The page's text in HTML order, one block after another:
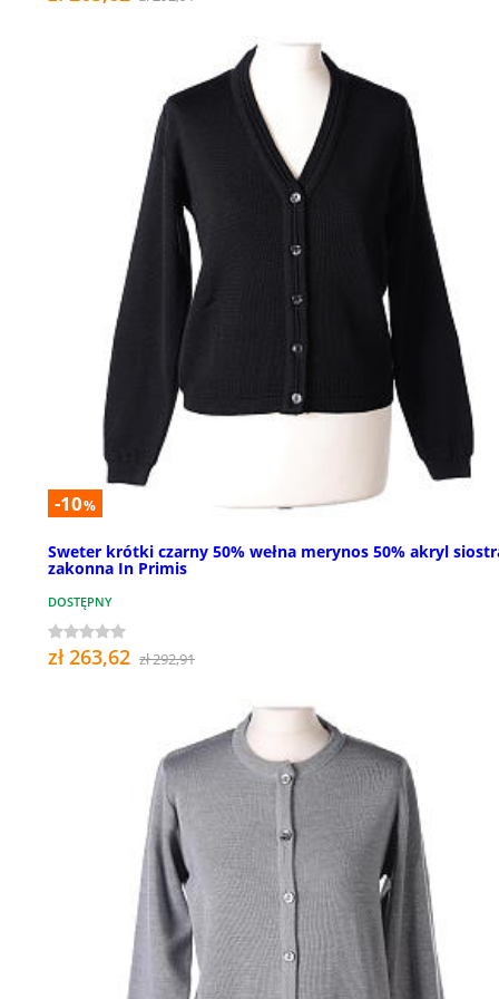
-10%
Sweter krótki czarny 50% wełna merynos 50% akryl
zakonna In Primis
DOSTĘPNY
zł 263,62 zł 292,91